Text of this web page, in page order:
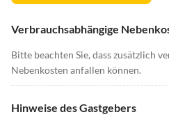
Verbrauchsabhängige
Bitte beachten Sie, dass zusätzlich
Nebenkosten anfallen können.
Hinweise des Gastgebers